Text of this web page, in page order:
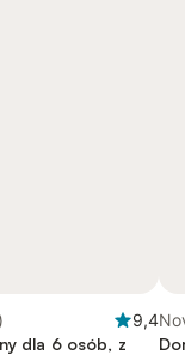
9,4
dla 6 osób, z